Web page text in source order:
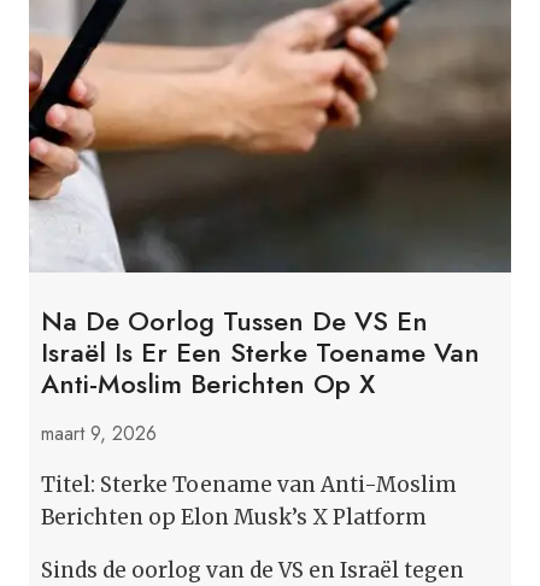
Na De Oorlog Tussen De VS En
Israël Is Er Een Sterke Toename Van
Anti-Moslim Berichten Op X
maart 9, 2026
Titel: Sterke Toename van Anti-Moslim
Berichten op Elon Musk’s X Platform
Sinds de oorlog van de VS en Israël tegen